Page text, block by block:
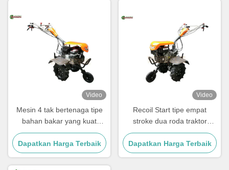
Video
Mesin 4 tak bertenaga tipe
bahan bakar yang kuat
dengan lebar 500-800mm
Dapatkan Harga Terbaik
Video
Recoil Start tipe empat
stroke dua roda traktor
pertanian dengan kapasitas
100 lbs
Dapatkan Harga Terbaik